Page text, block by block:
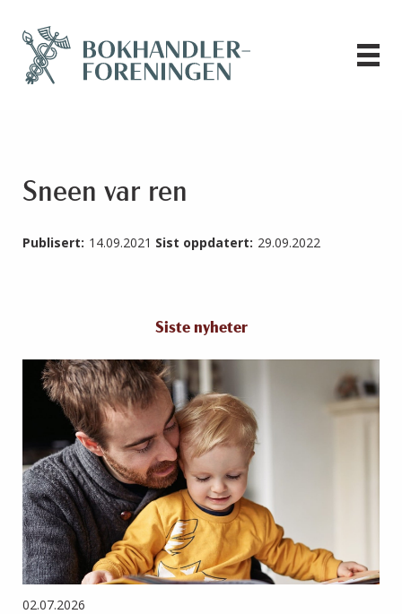
Sneen var ren
Publisert: 14.09.2021 Sist oppdatert: 29.09.2022
Siste nyheter
02.07.2026